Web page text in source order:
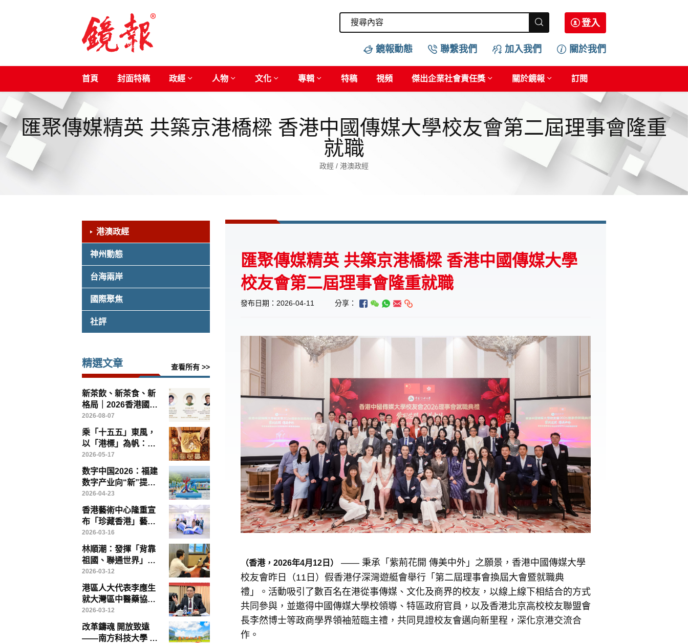
登入
鏡報動態 聯繫我們 加入我們 關於我們
首頁 封面特稿 政經 人物 文化 專輯 特稿 視頻 傑出企業社會責任獎 關於鏡報 訂閱
匯聚傳媒精英 共築京港橋樑 香港中國傳媒大學校友會第二屆理事會隆重
就職
政經 / 港澳政經
港澳政經
神州動態
台海兩岸
國際聚焦
社評
精選文章 查看所有 >>
新茶飲、新茶食、新
格局｜2026香港國際
茶文化論壇8月14日
灣仔啟幕
2026-08-07
乘「十五五」東風，
以「港標」為帆：香
港如何引領中醫藥高
質量出海
2026-05-17
数字中国2026：福建
数字产业向“新”提
“质”——写在第九届
数字中国建设峰会召
开前夕
2026-04-23
香港藝術中心隆重宣
布「珍藏香港」藝術
博覽將於「藝術三
月」盛大登場
2026-03-16
林順潮：發揮「背靠
祖國、聯通世界」優
勢，香港醫療創新、
教育與醫療旅遊大有
可為
2026-03-12
港區人大代表李應生
就大灣區中醫藥協同
發展提出具體建議 倡
成立專責政策委員會
破解制度瓶頸
2026-03-12
改革鑄魂 開放致遠
——南方科技大學 中
匯聚傳媒精英 共築京港橋樑 香港中國傳媒大學
校友會第二屆理事會隆重就職
發布日期：2026-04-11 分享：
（香港，2026年4月12 日）
—— 秉承「紫荊花開 傳美中外」之願景，香港中國傳媒大學
校友會昨日（11日）假香港仔深灣遊艇會舉行「第二屆理事會換屆大會暨就職典
禮」。活動吸引了數百名在港從事傳媒、文化及商界的校友，以線上線下相結合的方式
共同參與，並邀得中國傳媒大學校領導、特區政府官員，以及香港北京高校校友聯盟會
長李然博士等政商學界領袖蒞臨主禮，共同見證校友會邁向新里程，深化京港交流合
作。